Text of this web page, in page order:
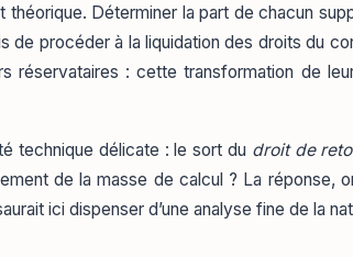
théorique. Déterminer la part de chacun
de procéder à la liquidation des droits du
réservataires : cette transformation de
technique délicate : le sort du droit de
de la masse de calcul ? La
ici dispenser d’une analyse fine de la